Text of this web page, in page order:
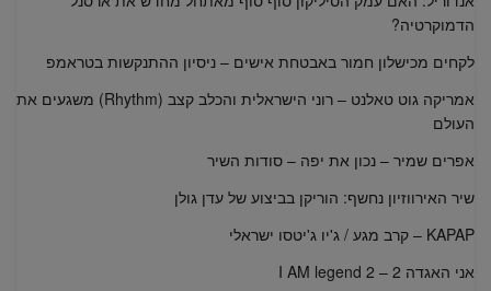
הדמוקרטיה?
לקחים מכישלון חמור באבטחת אישים – ניסיון ההתנקשות בטראמפ
אמריקה גוט טאלנט – רוני הישראלית והכלב קצב (Rhythm) משגעים את
העולם
אפרים שמיר – נכון את יפה – סודות השיר
שיר האירווזיון נחשף: הוריקן בביצוע של עדן גולן
KAPAP – קרב מגע / ג'יו ג'יטסו ישראלי
אני האגדה 2 – I AM legend 2